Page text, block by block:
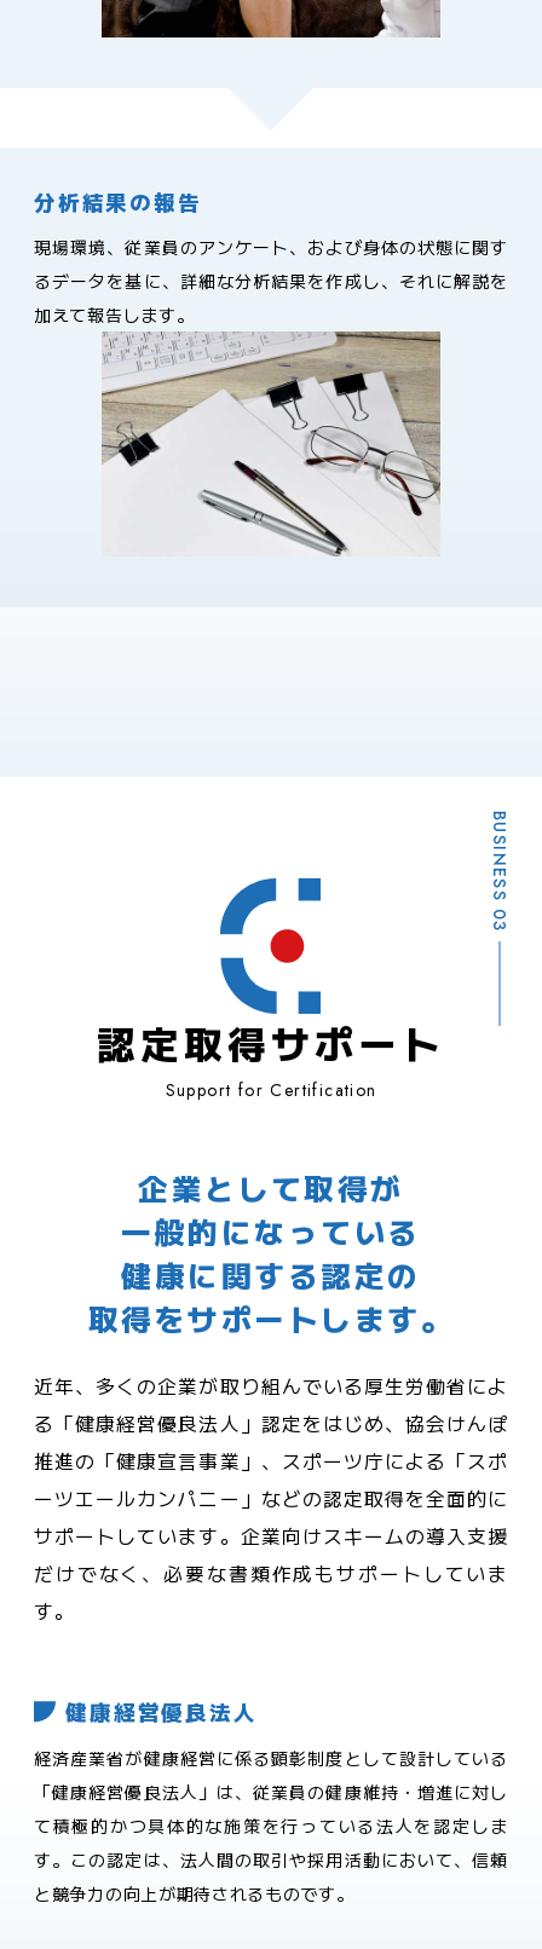
分析結果の報告
現場環境、従業員のアンケート、および身体の状態に関す
るデータを基に、詳細な分析結果を作成し、それに解説を
加えて報告します。
BUSINESS 03
認定取得サポート
Support for Certification
企業として取得が
一般的になっている
健康に関する認定の
取得をサポートします。
近年、多くの企業が取り組んでいる厚生労働省によ
る「健康経営優良法人」認定をはじめ、協会けんぽ
推進の「健康宣言事業」、スポーツ庁による「スポ
ーツエールカンパニー」などの認定取得を全面的に
サポートしています。企業向けスキームの導入支援
だけでなく、必要な書類作成もサポートしていま
す。
健康経営優良法人
経済産業省が健康経営に係る顕彰制度として設計している
「健康経営優良法人」は、従業員の健康維持・増進に対し
て積極的かつ具体的な施策を行っている法人を認定しま
す。この認定は、法人間の取引や採用活動において、信頼
と競争力の向上が期待されるものです。